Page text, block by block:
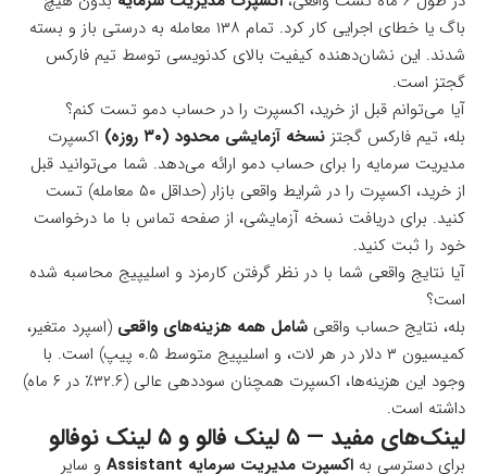
باگ یا خطای اجرایی کار کرد. تمام ۱۳۸ معامله به درستی باز و بسته
شدند. این نشان‌دهنده کیفیت بالای کدنویسی توسط تیم فارکس
گجتز است.
آیا می‌توانم قبل از خرید، اکسپرت را در حساب دمو تست کنم؟
بله، تیم فارکس گجتز نسخه آزمایشی محدود (۳۰ روزه)
اکسپرت
مدیریت سرمایه را برای حساب دمو ارائه می‌دهد. شما می‌توانید قبل
از خرید، اکسپرت را در شرایط واقعی بازار (حداقل ۵۰ معامله) تست
کنید. برای دریافت نسخه آزمایشی، از صفحه تماس با ما درخواست
خود را ثبت کنید.
آیا نتایج واقعی شما با در نظر گرفتن کارمزد و اسلیپیج محاسبه شده
است؟
بله، نتایج حساب واقعی شامل همه هزینه‌های واقعی (اسپرد متغیر،
کمیسیون ۳ دلار در هر لات، و اسلیپیج متوسط ۰.۵ پیپ) است. با
وجود این هزینه‌ها، اکسپرت همچنان سوددهی عالی (۳۲.۶٪ در ۶ ماه)
داشته است.
لینک‌های مفید — ۵ لینک فالو و ۵ لینک نوفالو
برای دسترسی به اکسپرت مدیریت سرمایه Assistant
و سایر